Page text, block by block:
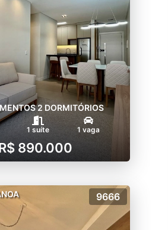
2 DORMITÓRIOS
1 suíte 1 vaga
890.000
9666